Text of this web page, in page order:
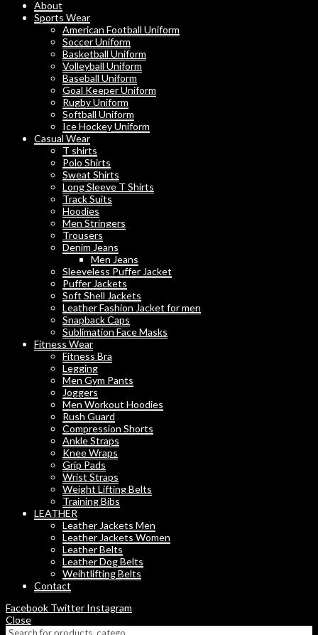
About
Sports Wear
American Football Uniform
Soccer Uniform
Basketball Uniform
Volleyball Uniform
Baseball Uniform
Goal Keeper Uniform
Rugby Uniform
Softball Uniform
Ice Hockey Uniform
Casual Wear
T shirts
Polo Shirts
Sweat Shirts
Long Sleeve T Shirts
Track Suits
Hoodies
Men Stringers
Trousers
Denim Jeans
Men Jeans
Sleeveless Puffer Jacket
Puffer Jackets
Soft Shell Jackets
Leather Fashion Jacket for men
Snapback Caps
Sublimation Face Masks
Fitness Wear
Fitness Bra
Legging
Men Gym Pants
Joggers
Men Workout Hoodies
Rush Guard
Compression Shorts
Ankle Straps
Knee Wraps
Grip Pads
Wrist Straps
Weight Lifting Belts
Training Bibs
LEATHER
Leather Jackets Men
Leather Jackets Women
Leather Belts
Leather Dog Belts
Weihtlifting Belts
Contact
Facebook Twitter Instagram
Close